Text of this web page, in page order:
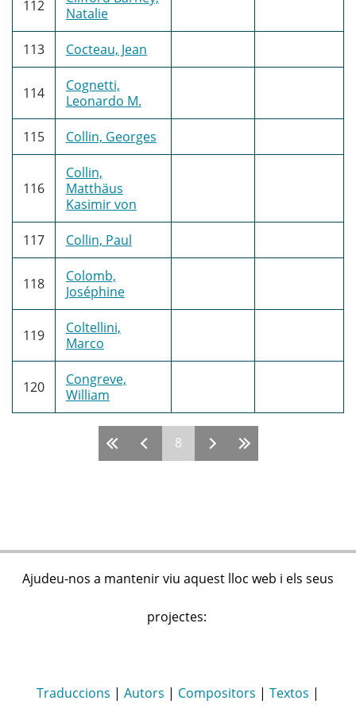
112
Natalie
113 Cocteau, Jean
114
Cognetti,
Leonardo M.
115 Collin, Georges
116
Collin,
Matthäus
Kasimir von
117 Collin, Paul
118
Colomb,
Joséphine
119
Coltellini,
Marco
120
Congreve,
William
8
Ajudeu-nos a mantenir viu aquest lloc web i els seus
projectes:
Traduccions | Autors | Compositors | Textos |